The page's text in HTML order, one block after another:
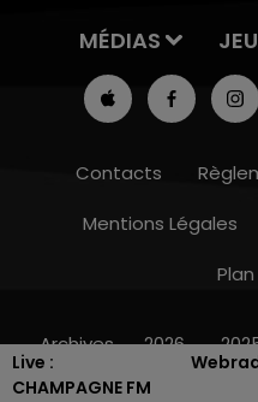
Live :
CHAMPAGNE FM
MÉDIAS
Contacts
Mentions Légales
Archives 2026